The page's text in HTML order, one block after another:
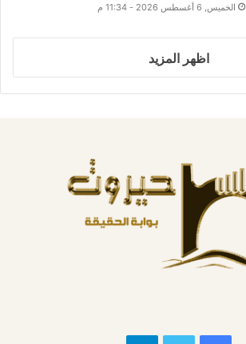
الخميس, 6 أغسطس 2026 - 11:34 م
اظهر المزيد